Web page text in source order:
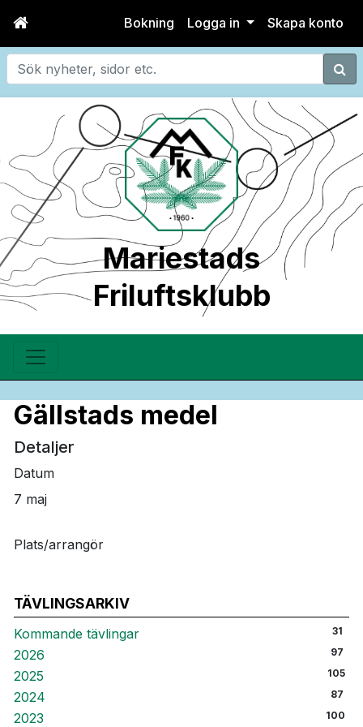
Bokning Logga in Skapa konto
Sök
Mariestads
Friluftsklubb
TÄVLINGSARKIV
Kommande tävlingar 31
2026 97
2025 105
2024 87
2023 100
Gällstads medel
Detaljer
Datum
7 maj
Plats/arrangör